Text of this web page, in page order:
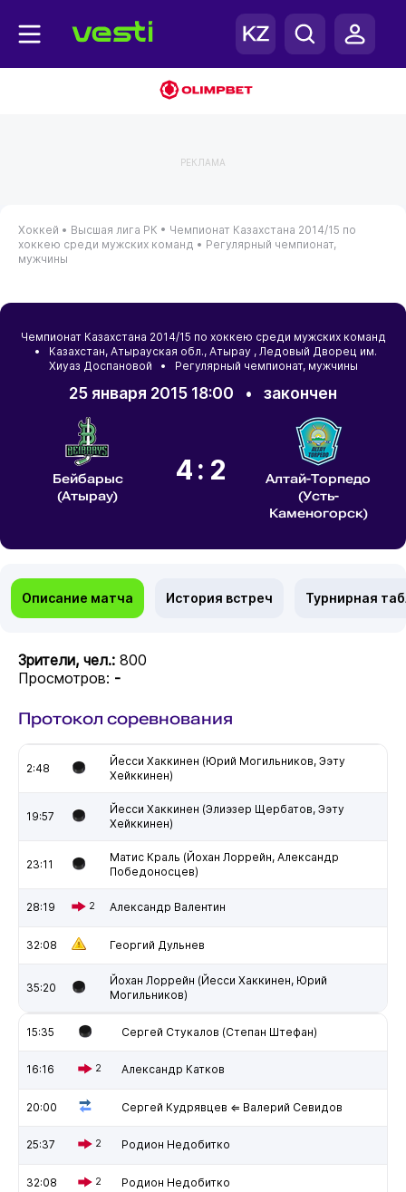
РЕКЛАМА
Хоккей • Высшая лига РК • Чемпионат Казахстана 2014/15 по
хоккею среди мужских команд • Регулярный чемпионат,
мужчины
Чемпионат Казахстана 2014/15 по хоккею среди мужских команд
• Казахстан, Атырауская обл., Атырау , Ледовый Дворец им.
Хиуаз Доспановой • Регулярный чемпионат, мужчины
25 января 2015 18:00 • закончен
Бейбарыс
(Атырау)
4:2
Алтай-Торпедо
(Усть-
Каменогорск)
Описание матча История встреч Турнирная
Зрители, чел.: 800
Просмотров: -
Протокол соревнования
2:48
Йесси Хаккинен (Юрий Могильников, Ээту
Хейккинен)
19:57
Йесси Хаккинен (Элиэзер Щербатов, Ээту
Хейккинен)
23:11
Матис Краль (Йохан Лоррейн, Александр
Победоносцев)
28:19 2 Александр Валентин
32:08 Георгий Дульнев
35:20
Йохан Лоррейн (Йесси Хаккинен, Юрий
Могильников)
15:35 Сергей Стукалов (Степан Штефан)
16:16 2 Александр Катков
20:00 Сергей Кудрявцев ⇐ Валерий Севидов
25:37 2 Родион Недобитко
32:08 2 Родион Недобитко